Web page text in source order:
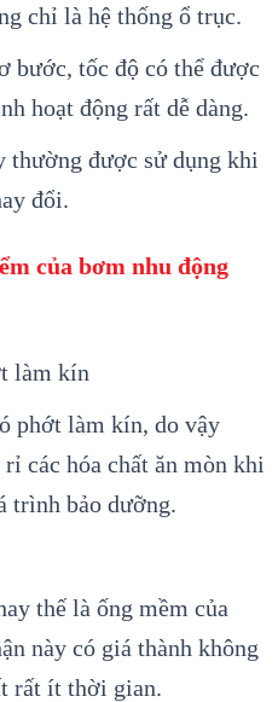
chỉ là hệ thống ổ trục.
bước, tốc độ có thể được
hoạt động rất dễ dàng.
thường được sử dụng khi
đổi.
của bơm nhu động
làm kín
phớt làm kín, do vậy
các hóa chất ăn mòn khi
trình bảo dưỡng.
thế là ống mềm của
này có giá thành không
rất ít thời gian.